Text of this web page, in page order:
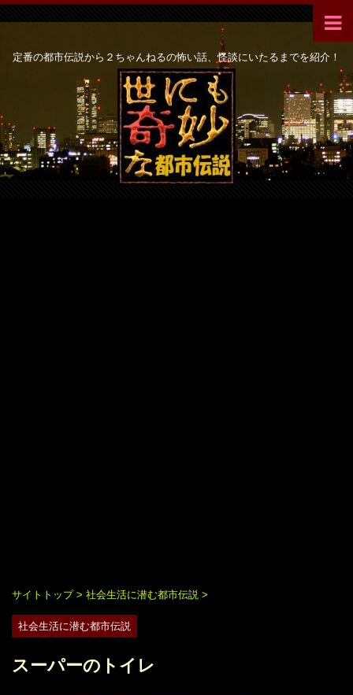
定番の都市伝説から２ちゃんねるの怖い話、怪談にいたるまでを紹介！
サイトトップ> 社会生活に潜む都市伝説 >
社会生活に潜む都市伝説
スーパーのトイレ